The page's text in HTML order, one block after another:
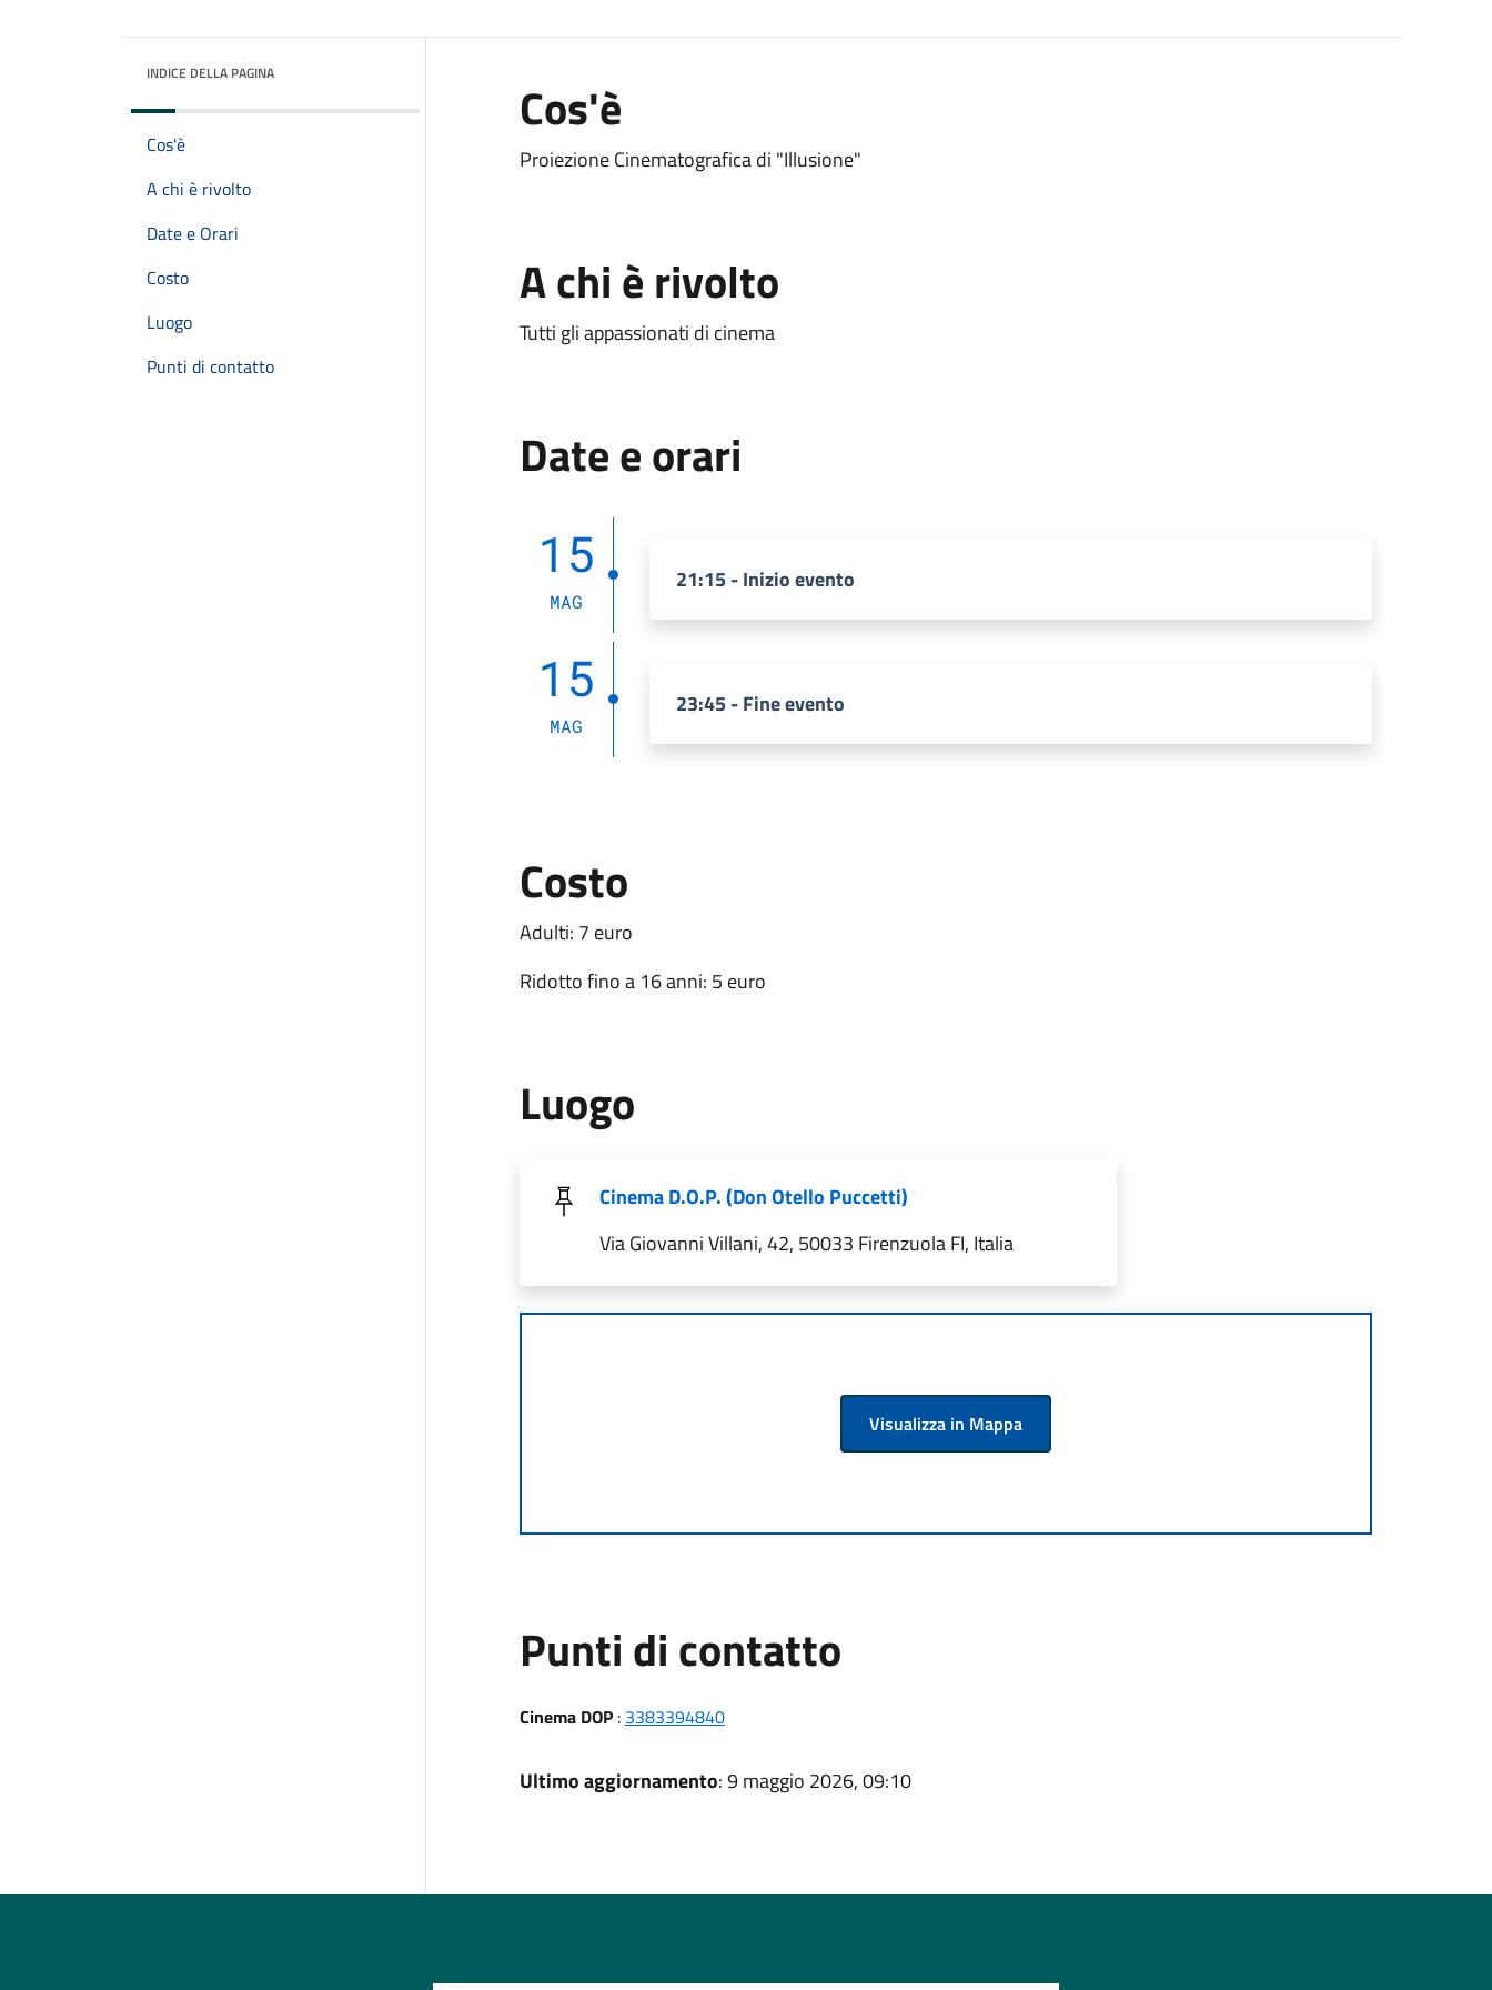
INDICE DELLA PAGINA
Cos'è
A chi è rivolto
Date e Orari
Costo
Luogo
Punti di contatto
Cos'è
Proiezione Cinematografica di "Illusione"
A chi è rivolto
Tutti gli appassionati di cinema
Date e orari
15
MAG
21:15 - Inizio evento
15
MAG
23:45 - Fine evento
Costo
Adulti: 7 euro
Ridotto fino a 16 anni: 5 euro
Luogo
Cinema D.O.P. (Don Otello Puccetti)
Via Giovanni Villani, 42, 50033 Firenzuola FI, Italia
Visualizza in Mappa
Punti di contatto
Cinema DOP: 3383394840
Ultimo aggiornamento: 9 maggio 2026, 09:10